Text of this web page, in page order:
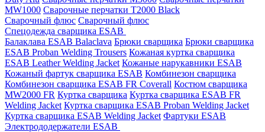
MW1000 Сварочные перчатки T2000 Black
Сварочный флюс Сварочный флюс
Спецодежда сварщика ESAB
Балаклава ESAB Balaclava Брюки сварщика Брюки сварщика
ESAB Proban Welding Trousers Кожаная куртка сварщика
ESAB Leather Welding Jacket Кожаные нарукавники ESAB
Кожаный фартук сварщика ESAB Комбинезон сварщика
Комбинезон сварщика ESAB FR Coverall Костюм сварщика
MW2000 FR Куртка сварщика Куртка сварщика ESAB FR
Welding Jacket Куртка сварщика ESAB Proban Welding Jacket
Куртка сварщика ESAB Welding Jacket Фартуки ESAB
Электрододержатели ESAB